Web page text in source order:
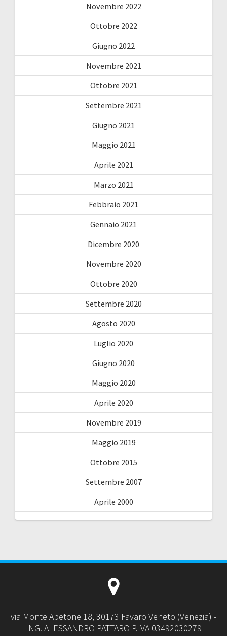
Novembre 2022
Ottobre 2022
Giugno 2022
Novembre 2021
Ottobre 2021
Settembre 2021
Giugno 2021
Maggio 2021
Aprile 2021
Marzo 2021
Febbraio 2021
Gennaio 2021
Dicembre 2020
Novembre 2020
Ottobre 2020
Settembre 2020
Agosto 2020
Luglio 2020
Giugno 2020
Maggio 2020
Aprile 2020
Novembre 2019
Maggio 2019
Ottobre 2015
Settembre 2007
Aprile 2000
via Monte Abetone 18, 30173 Favaro Veneto (Venezia) -
ING. ALESSANDRO PATTARO P.IVA 03492030279